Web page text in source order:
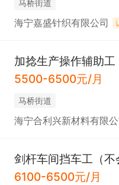
马桥街道
海宁嘉盛针织有限公司
加捻生产操作辅助工
5500-6500元/月
马桥街道
海宁合利兴新材料有限公
剑杆车间挡车工（不
6100-6500元/月